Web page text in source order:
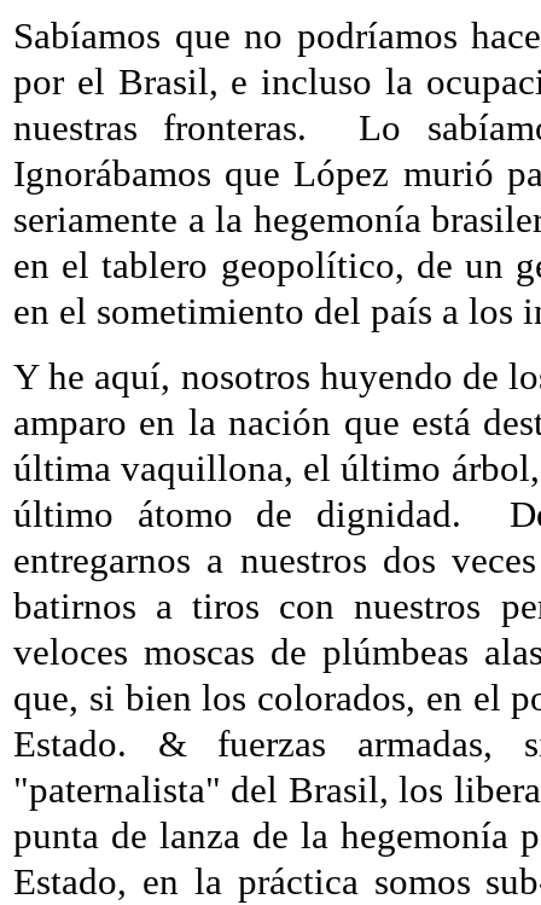
Sabíamos que no podríamos
por el Brasil, e incluso la
nuestras fronteras.
Lo
Ignorábamos que López murió
seriamente a la hegemonía
en el tablero geopolítico, de un
en el sometimiento del país a los
Y he aquí, nosotros huyendo de
amparo en la nación que está
última vaquillona, el último
último átomo de dignidad.
entregarnos a nuestros dos
batirnos a tiros con nuestros
veloces moscas de plúmbeas
que, si bien los colorados, en el
Estado. & fuerzas armadas,
"paternalista" del Brasil, los
punta de lanza de la hegemonía
Estado, en la práctica somos